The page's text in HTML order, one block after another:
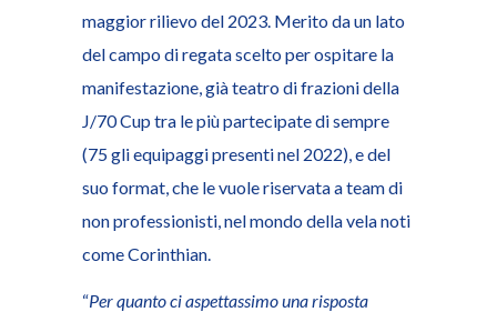
maggior rilievo del 2023. Merito da un lato
del campo di regata scelto per ospitare la
manifestazione, già teatro di frazioni della
J/70 Cup tra le più partecipate di sempre
(75 gli equipaggi presenti nel 2022), e del
suo format, che le vuole riservata a team di
non professionisti, nel mondo della vela noti
come Corinthian.
“Per quanto ci aspettassimo una risposta